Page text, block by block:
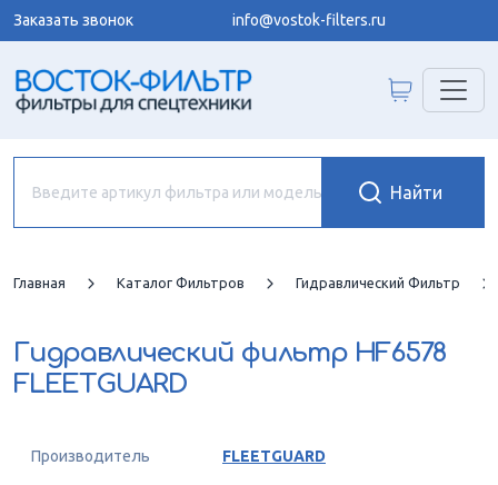
Заказать звонок info@vostok-filters.ru
Главная Каталог Фильтров Гидравлический Фильтр
Гидравлический фильтр HF6578
FLEETGUARD
Производитель FLEETGUARD